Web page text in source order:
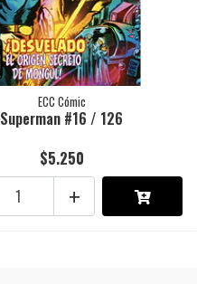
ECC Cómic
Superman #16 / 126
$5.250
+